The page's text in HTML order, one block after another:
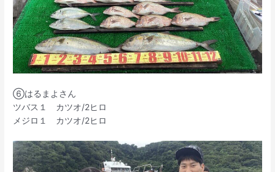
⑥はるまよさん
ツバス１ カツオ/2ヒロ
メジロ１ カツオ/2ヒロ